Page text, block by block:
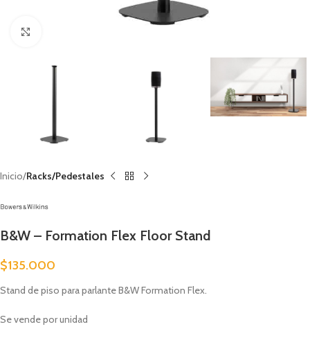
Inicio Racks/Pedestales
B&W – Formation Flex Floor Stand
$135.000
Stand de piso para parlante B&W Formation Flex.
Se vende por unidad